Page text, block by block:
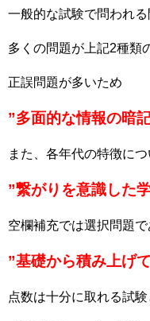
一般的な試験で問われる
多くの問題が上記2種類
正誤問題が多いため
”多面的な情報の暗
また、各年代の特徴に
”繋がりを意識した
空欄補充では選択問題
”基礎から積み上げ
点数は十分に取れる試験